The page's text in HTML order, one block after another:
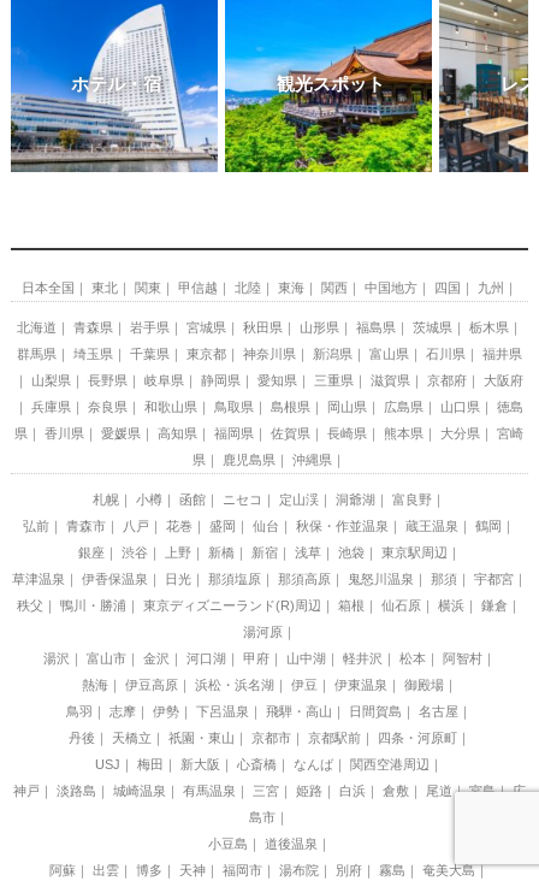
ホテル・宿 観光スポット レ
日本全国 東北 関東 甲信越 北陸 東海 関西 中国地方 四国 九州
北海道 青森県 岩手県 宮城県 秋田県 山形県 福島県 茨城県
栃木県
群馬県
埼玉県 千葉県 東京都 神奈川県 新潟県 富山県 石川県
福井県
山梨県
長野県 岐阜県 静岡県 愛知県 三重県 滋賀県 京都府
大阪府
兵庫県
奈良県 和歌山県 鳥取県 島根県 岡山県 広島県 山口県
徳島
県
香川県 愛媛県 高知県 福岡県 佐賀県 長崎県 熊本県 大分県
宮崎
県
鹿児島県 沖縄県
札幌 小樽 函館 ニセコ 定山渓 洞爺湖
富良野
弘前
青森市 八戸 花巻 盛岡 仙台 秋保・作並温泉 蔵王温泉
鶴岡
銀座
渋谷 上野 新橋 新宿 浅草 池袋
東京駅周辺
草津温泉
伊香保温泉 日光 那須塩原 那須高原 鬼怒川温泉 那須
宇都宮
秩父
鴨川・勝浦 東京ディズニーランド(R)周辺 箱根 仙石原 横浜
鎌倉
湯河原
湯沢
富山市 金沢 河口湖 甲府 山中湖 軽井沢 松本
阿智村
熱海
伊豆高原 浜松・浜名湖 伊豆 伊東温泉
御殿場
鳥羽
志摩 伊勢 下呂温泉 飛騨・高山 日間賀島
名古屋
丹後
天橋立 祇園・東山 京都市 京都駅前
四条・河原町
USJ
梅田 新大阪 心斎橋 なんば
関西空港周辺
神戸
淡路島 城崎温泉 有馬温泉 三宮 姫路 白浜 倉敷 尾道 宮島
広
島市
小豆島
道後温泉
阿蘇
出雲 博多 天神 福岡市 湯布院 別府 霧島 奄美大島